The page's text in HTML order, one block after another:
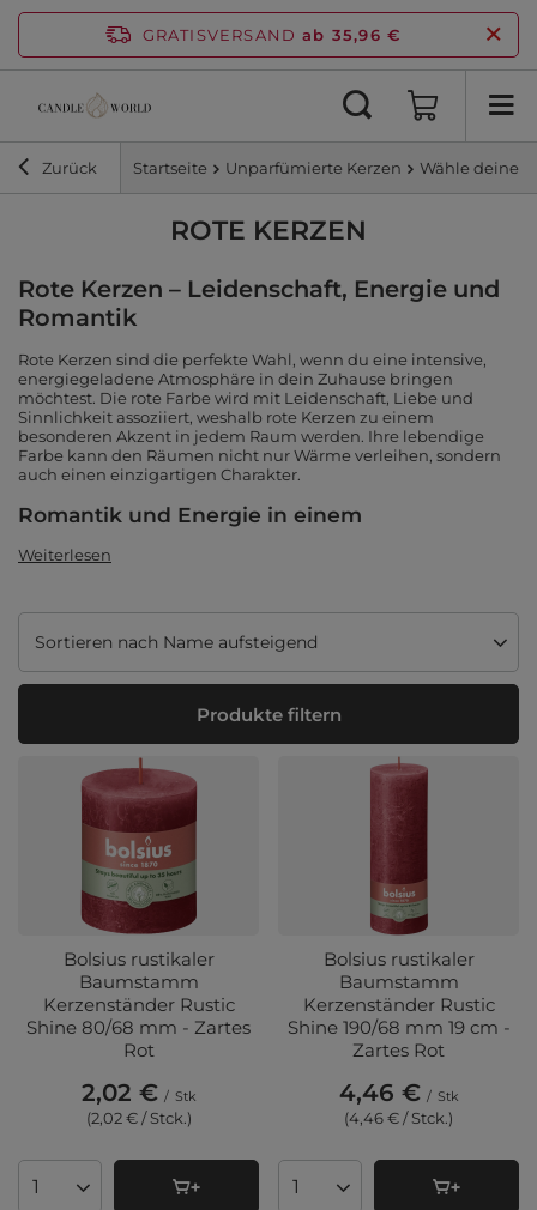
GRATISVERSAND ab 35,96 €
Zurück Startseite Unparfümierte Kerzen Wähle deine
ROTE KERZEN
Rote Kerzen – Leidenschaft, Energie und
Romantik
Rote Kerzen sind die perfekte Wahl, wenn du eine intensive,
energiegeladene Atmosphäre in dein Zuhause bringen
möchtest. Die rote Farbe wird mit Leidenschaft, Liebe und
Sinnlichkeit assoziiert, weshalb rote Kerzen zu einem
besonderen Akzent in jedem Raum werden. Ihre lebendige
Farbe kann den Räumen nicht nur Wärme verleihen, sondern
auch einen einzigartigen Charakter.
Romantik und Energie in einem
Weiterlesen
Sortierung ändern
Sortieren nach Name aufsteigend
Produkte filtern
Bolsius rustikaler
Baumstamm
Kerzenständer Rustic
Shine 80/68 mm - Zartes
Rot
2,02 € / Stk
(2,02 € / Stck.)
Anzahl der Produkte
Bolsius rustikaler
Baumstamm
Kerzenständer Rustic
Shine 190/68 mm 19 cm -
Zartes Rot
4,46 € / Stk
(4,46 € / Stck.)
Anzahl der Produkte